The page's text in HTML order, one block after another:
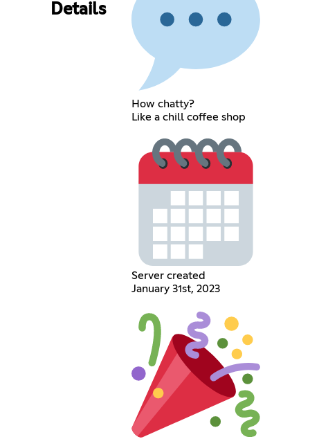
Details
How chatty?
Like a chill coffee shop
Server created
January 31st, 2023